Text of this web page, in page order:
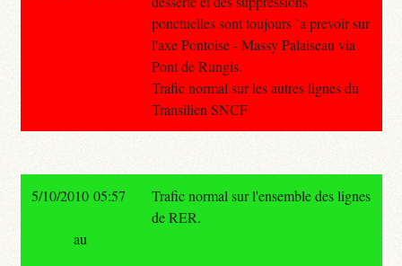
ponctuelles sont toujours `a prevoir sur
l'axe Pontoise - Massy Palaiseau via
Pont de Rungis.
Trafic normal sur les autres lignes du
Transilien SNCF
5/10/2010 05:57
Trafic normal sur l'ensemble des lignes
de RER.
au